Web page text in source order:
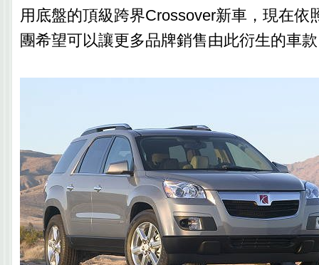
用底盤的頂級跨界Crossover新車，現在依
團希望可以讓更多品牌銷售由此衍生的車